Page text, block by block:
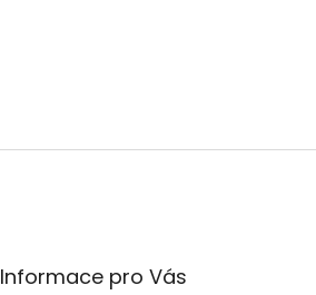
Informace pro Vás